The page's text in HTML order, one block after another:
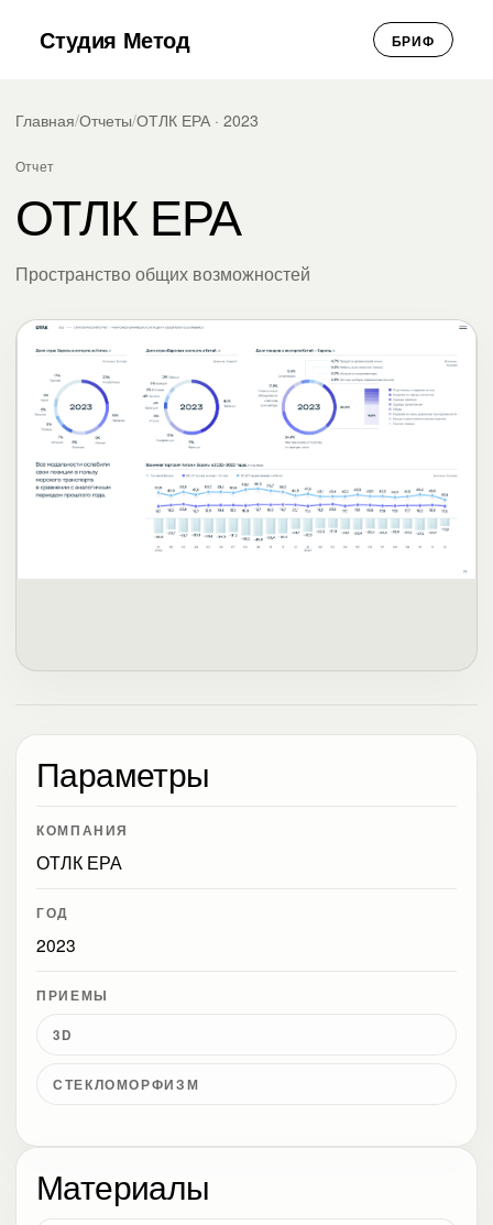
Студия Метод БРИФ
Главная/Отчеты/ОТЛК ЕРА · 2023
Отчет
ОТЛК ЕРА
Пространство общих возможностей
Параметры
КОМПАНИЯ
ОТЛК ЕРА
ГОД
2023
ПРИЕМЫ
3D
СТЕКЛОМОРФИЗМ
Материалы